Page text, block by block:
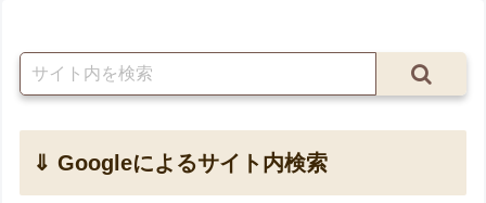
⇓ Googleによるサイト内検索